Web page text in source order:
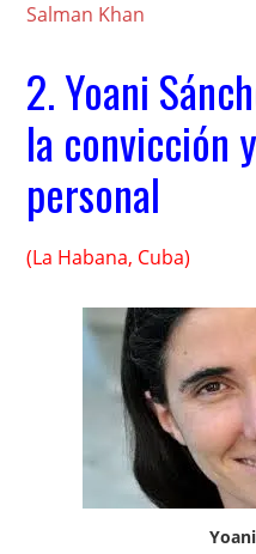
Salman Khan
2. Yoani
la convicción
personal
(La Habana, Cuba)